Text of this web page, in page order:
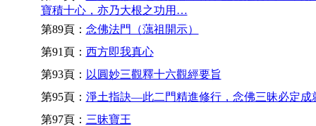
寶積十心，亦乃大根之功用…
第89頁： 念佛法門（蕅祖開示）
第91頁： 西方即我真心
第93頁： 以圓妙三觀釋十六觀經要旨
第95頁： 淨土指訣—此二門精進修行，念佛三昧必定成
第97頁： 三昧寶王